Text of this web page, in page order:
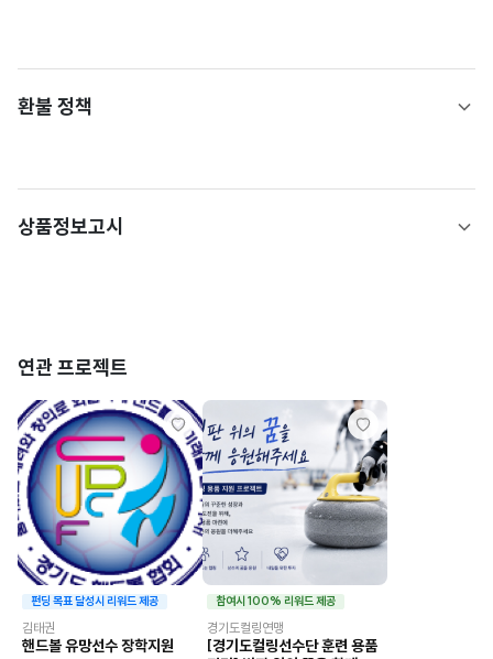
환불 정책
상품정보고시
연관 프로젝트
펀딩 목표 달성시 리워드 제공
김태권
핸드볼 유망선수 장학지원
참여시 100% 리워드 제공
경기도컬링연맹
[경기도컬링선수단 훈련 용품